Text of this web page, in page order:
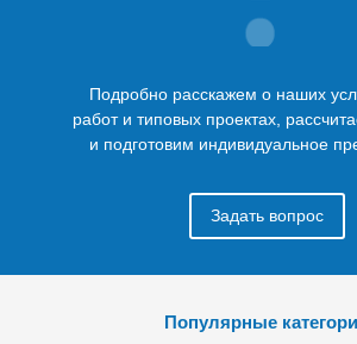
Подробно расскажем о наших
работ и типовых проектах,
и подготовим индивидуальное
Задать вопрос
Популярные